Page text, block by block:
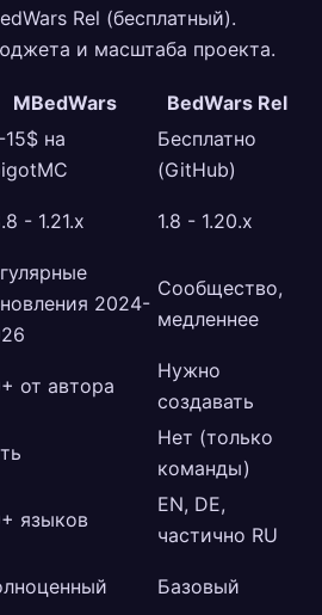
Rel (бесплатный).
и масштаба проекта.
MBedWars BedWars Rel
15$ на
Бесплатно
(GitHub)
- 1.21.x 1.8 - 1.20.x
2024-
Сообщество,
медленнее
от автора
Нужно
создавать
Нет (только
команды)
языков
EN, DE,
частично RU
Базовый